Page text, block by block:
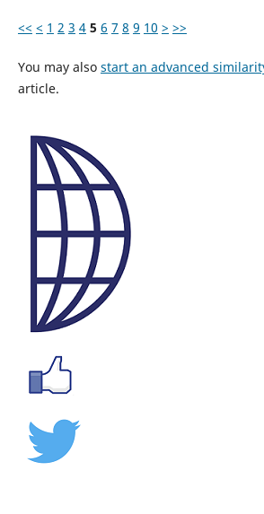
<< < 1 2 3 4 5 6 7 8 9 10 > >>
You may also start an advanced
article.